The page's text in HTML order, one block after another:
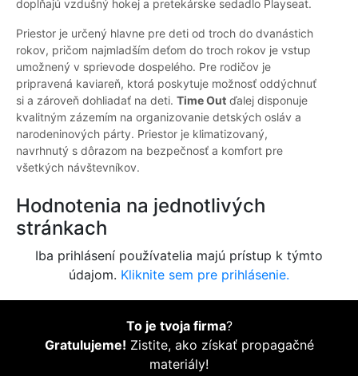
dopĺňajú vzdušný hokej a pretekárske sedadlo Playseat.
Priestor je určený hlavne pre deti od troch do dvanástich
rokov, pričom najmladším deťom do troch rokov je vstup
umožnený v sprievode dospelého. Pre rodičov je
pripravená kaviareň, ktorá poskytuje možnosť oddýchnuť
si a zároveň dohliadať na deti. Time Out ďalej disponuje
kvalitným zázemím na organizovanie detských osláv a
narodeninových párty. Priestor je klimatizovaný,
navrhnutý s dôrazom na bezpečnosť a komfort pre
všetkých návštevníkov.
Hodnotenia na jednotlivých
stránkach
Iba prihlásení používatelia majú prístup k týmto
údajom. Kliknite sem pre prihlásenie.
To je tvoja firma?
Gratulujeme! Zistite, ako získať propagačné
materiály!